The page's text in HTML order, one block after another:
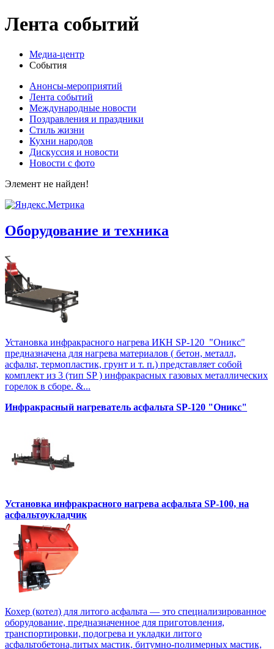
Лента событий
Медиа-центр
События
Анонсы-мероприятий
Лента событий
Международные новости
Поздравления и праздники
Cтиль жизни
Кухни народов
Дискуссия и новости
Новости с фото
Элемент не найден!
Оборудование и техника
Установка инфракрасного нагрева ИКН SP-120 "Оникс"
предназначена для нагрева материалов ( бетон, металл,
асфальт, термопластик, грунт и т. п.) представляет собой
комплект из 3 (тип SP ) инфракрасных газовых металлических
горелок в сборе. &...
Инфракрасный нагреватель асфальта SP-120 "Оникс"
Установка инфракрасного нагрева асфальта SP-100, на
асфальтоукладчик
Кохер (котел) для литого асфальта — это специализированное
оборудование, предназначенное для приготовления,
транспортировки, подогрева и укладки литого
асфальтобетона,литых мастик, битумно-полимерных мастик,